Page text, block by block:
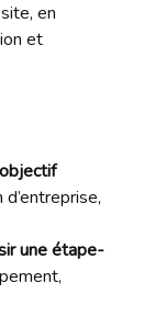
en
et
une étape-